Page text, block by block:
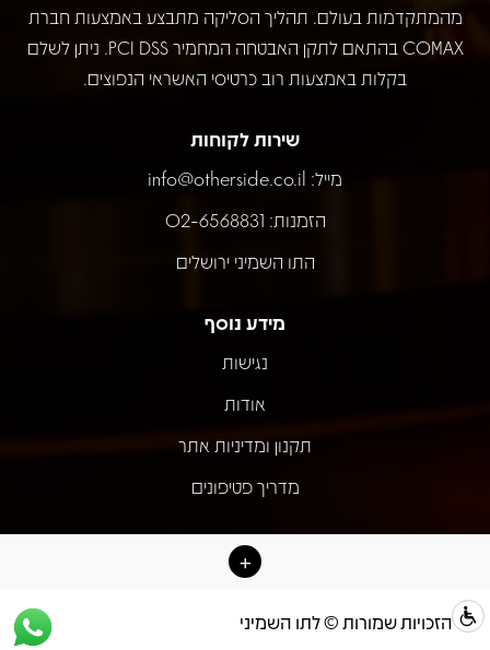
מהמתקדמות בעולם. תהליך הסליקה מתבצע באמצעות חברת
COMAX בהתאם לתקן האבטחה המחמיר PCI DSS. ניתן לשלם
בקלות באמצעות רוב כרטיסי האשראי הנפוצים.
שירות לקוחות
מייל: info@otherside.co.il
הזמנות: 02-6568831
התו השמיני ירושלים
מידע נוסף
נגישות
אודות
תקנון ומדיניות אתר
מדריך פטיפונים
כל הזכויות שמורות © לתו השמיני